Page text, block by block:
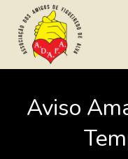
Aviso